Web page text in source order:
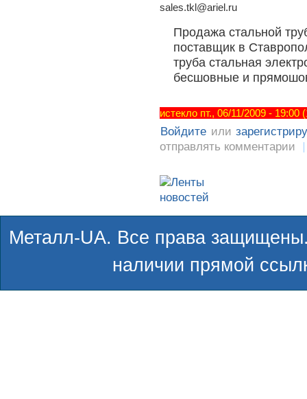
sales.tkl@ariel.ru
Продажа стальной
поставщик в
труба стальная
бесшовные и
истекло пт., 06/11/2009 -
Войдите или
отправлять комментарии
Металл-UA. Все права
наличии прямой